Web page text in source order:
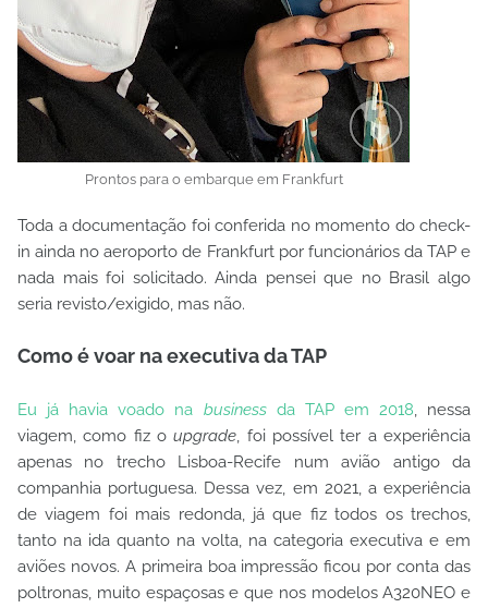
Prontos para o embarque em Frankfurt
Toda a documentação foi conferida no momento do check-
in ainda no aeroporto de Frankfurt por funcionários da TAP e
nada mais foi solicitado. Ainda pensei que no Brasil algo
seria revisto/exigido, mas não.
Como é voar na executiva da TAP
Eu já havia voado na businessda TAP em 2018, nessa
viagem, como fiz oupgrade, foi possível ter a experiência
apenas no trecho Lisboa-Recife num avião antigo da
companhia portuguesa. Dessa vez, em 2021, a experiência
de viagem foi mais redonda, já que fiz todos os trechos,
tanto na ida quanto na volta, na categoria executiva e em
aviões novos. A primeira boa impressão ficou por conta das
poltronas, muito espaçosas e que nos modelos A320NEO e